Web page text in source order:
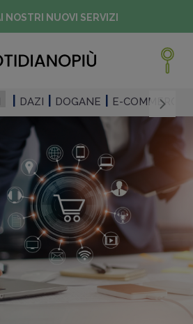
NOSTRI NUOVI SERVIZI
DAZI DOGANE E-COMMERCE